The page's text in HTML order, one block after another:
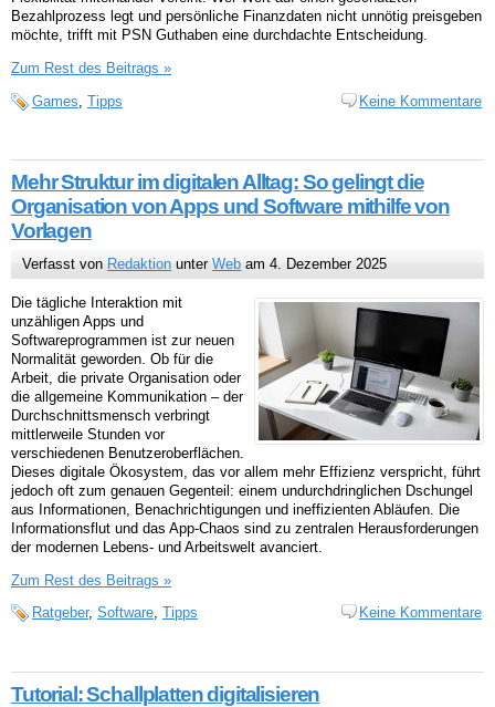
Bezahlprozess legt und persönliche Finanzdaten nicht unnötig preisgeben
möchte, trifft mit PSN Guthaben eine durchdachte Entscheidung.
Zum Rest des Beitrags »
Games Tipps Keine Kommentare
Mehr Struktur im digitalen Alltag: So gelingt die
Organisation von Apps und Software mithilfe von
Vorlagen
Verfasst von Redaktion unterWeb am 4. Dezember 2025
Die tägliche Interaktion mit
unzähligen Apps und
Softwareprogrammen ist zur neuen
Normalität geworden. Ob für die
Arbeit, die private Organisation oder
die allgemeine Kommunikation – der
Durchschnittsmensch verbringt
mittlerweile Stunden vor
verschiedenen Benutzeroberflächen.
Dieses digitale Ökosystem, das vor allem mehr Effizienz verspricht, führt
jedoch oft zum genauen Gegenteil: einem undurchdringlichen Dschungel
aus Informationen, Benachrichtigungen und ineffizienten Abläufen. Die
Informationsflut und das App-Chaos sind zu zentralen Herausforderungen
der modernen Lebens- und Arbeitswelt avanciert.
Zum Rest des Beitrags »
Ratgeber, Software, Tipps Keine Kommentare
Tutorial: Schallplatten digitalisieren